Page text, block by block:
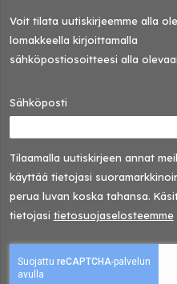
Voit tilata uutiskirjeemme alla
lomakkeella kirjoittamalla
sähköpostiosoitteesi alla
Sähköposti
Tilaamalla uutis­kirjeen annat
käyttää tietojasi
perua luvan koska tahansa.
tietojasi tieto­suoja­selosteemme